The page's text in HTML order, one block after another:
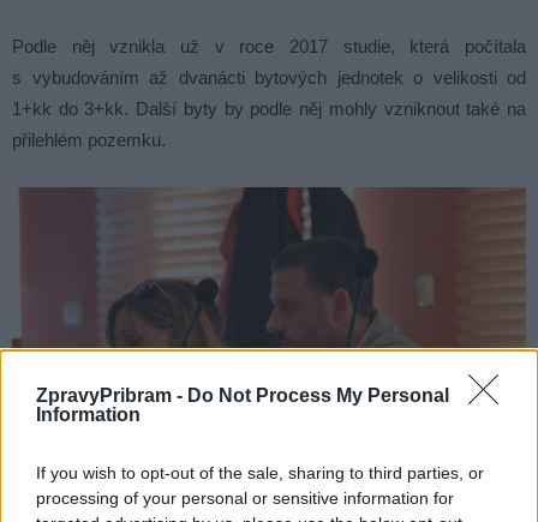
ZpravyPribram - Do Not Process My Personal
Information
If you wish to opt-out of the sale, sharing to third parties, or
processing of your personal or sensitive information for
Podle něj vznikla už v roce 2017 studie, která počítala
s vybudováním až dvanácti bytových jednotek o velikosti od
1+kk do 3+kk. Další byty by podle něj mohly vzniknout také na
přilehlém pozemku.